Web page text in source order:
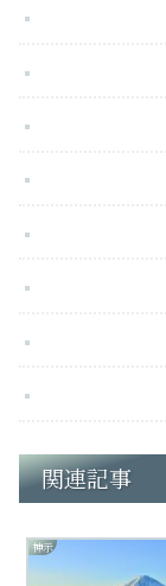
関連記事
神示